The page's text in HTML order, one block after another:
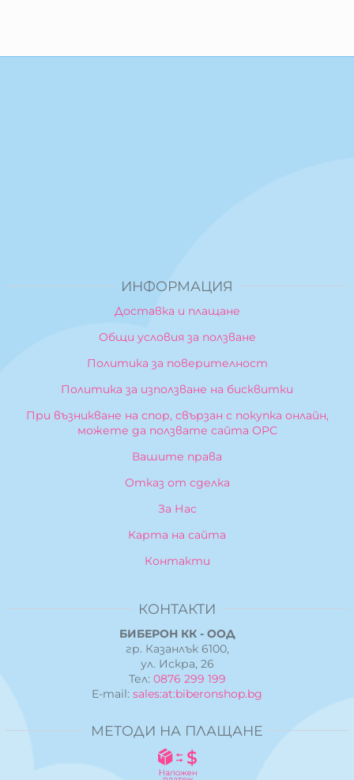
ИНФОРМАЦИЯ
Доставка и плащане
Общи условия за ползване
Политика за поверителност
Политика за използване на бисквитки
При възникване на спор, свързан с покупка онлайн,
можете да ползвате сайта ОРС
Вашите права
Отказ от сделка
За Нас
Карта на сайта
Контакти
КОНТАКТИ
БИБЕРОН КК - ООД
гр. Казанлък 6100,
ул. Искра, 26
Тел: 0876 299 199
E-mail: sales:at:biberonshop.bg
МЕТОДИ НА ПЛАЩАНЕ